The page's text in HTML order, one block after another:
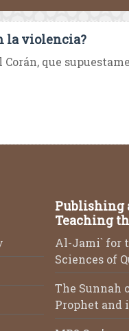
la violencia?
que
Publishing
Teaching
Al-Jami` for
Sciences of
The Sunnah
Prophet and